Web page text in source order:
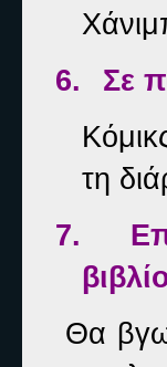
6.
Σε
τη
7.
Θα βγω